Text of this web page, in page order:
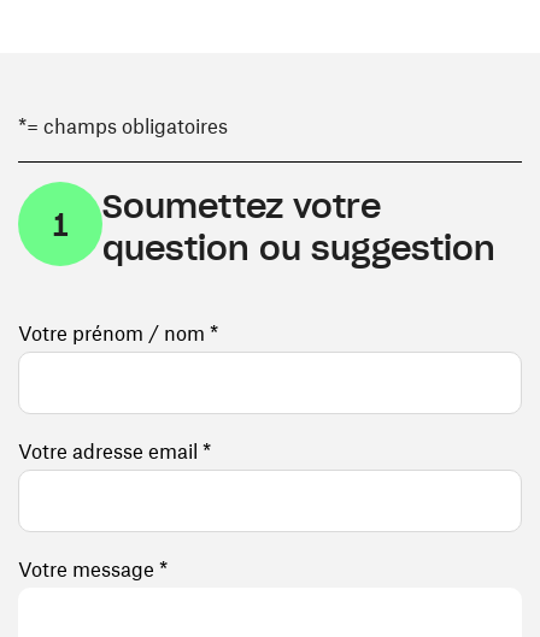
*= champs obligatoires
1
Soumettez votre
question ou suggestion
Votre prénom / nom *
Votre adresse email *
Votre message *